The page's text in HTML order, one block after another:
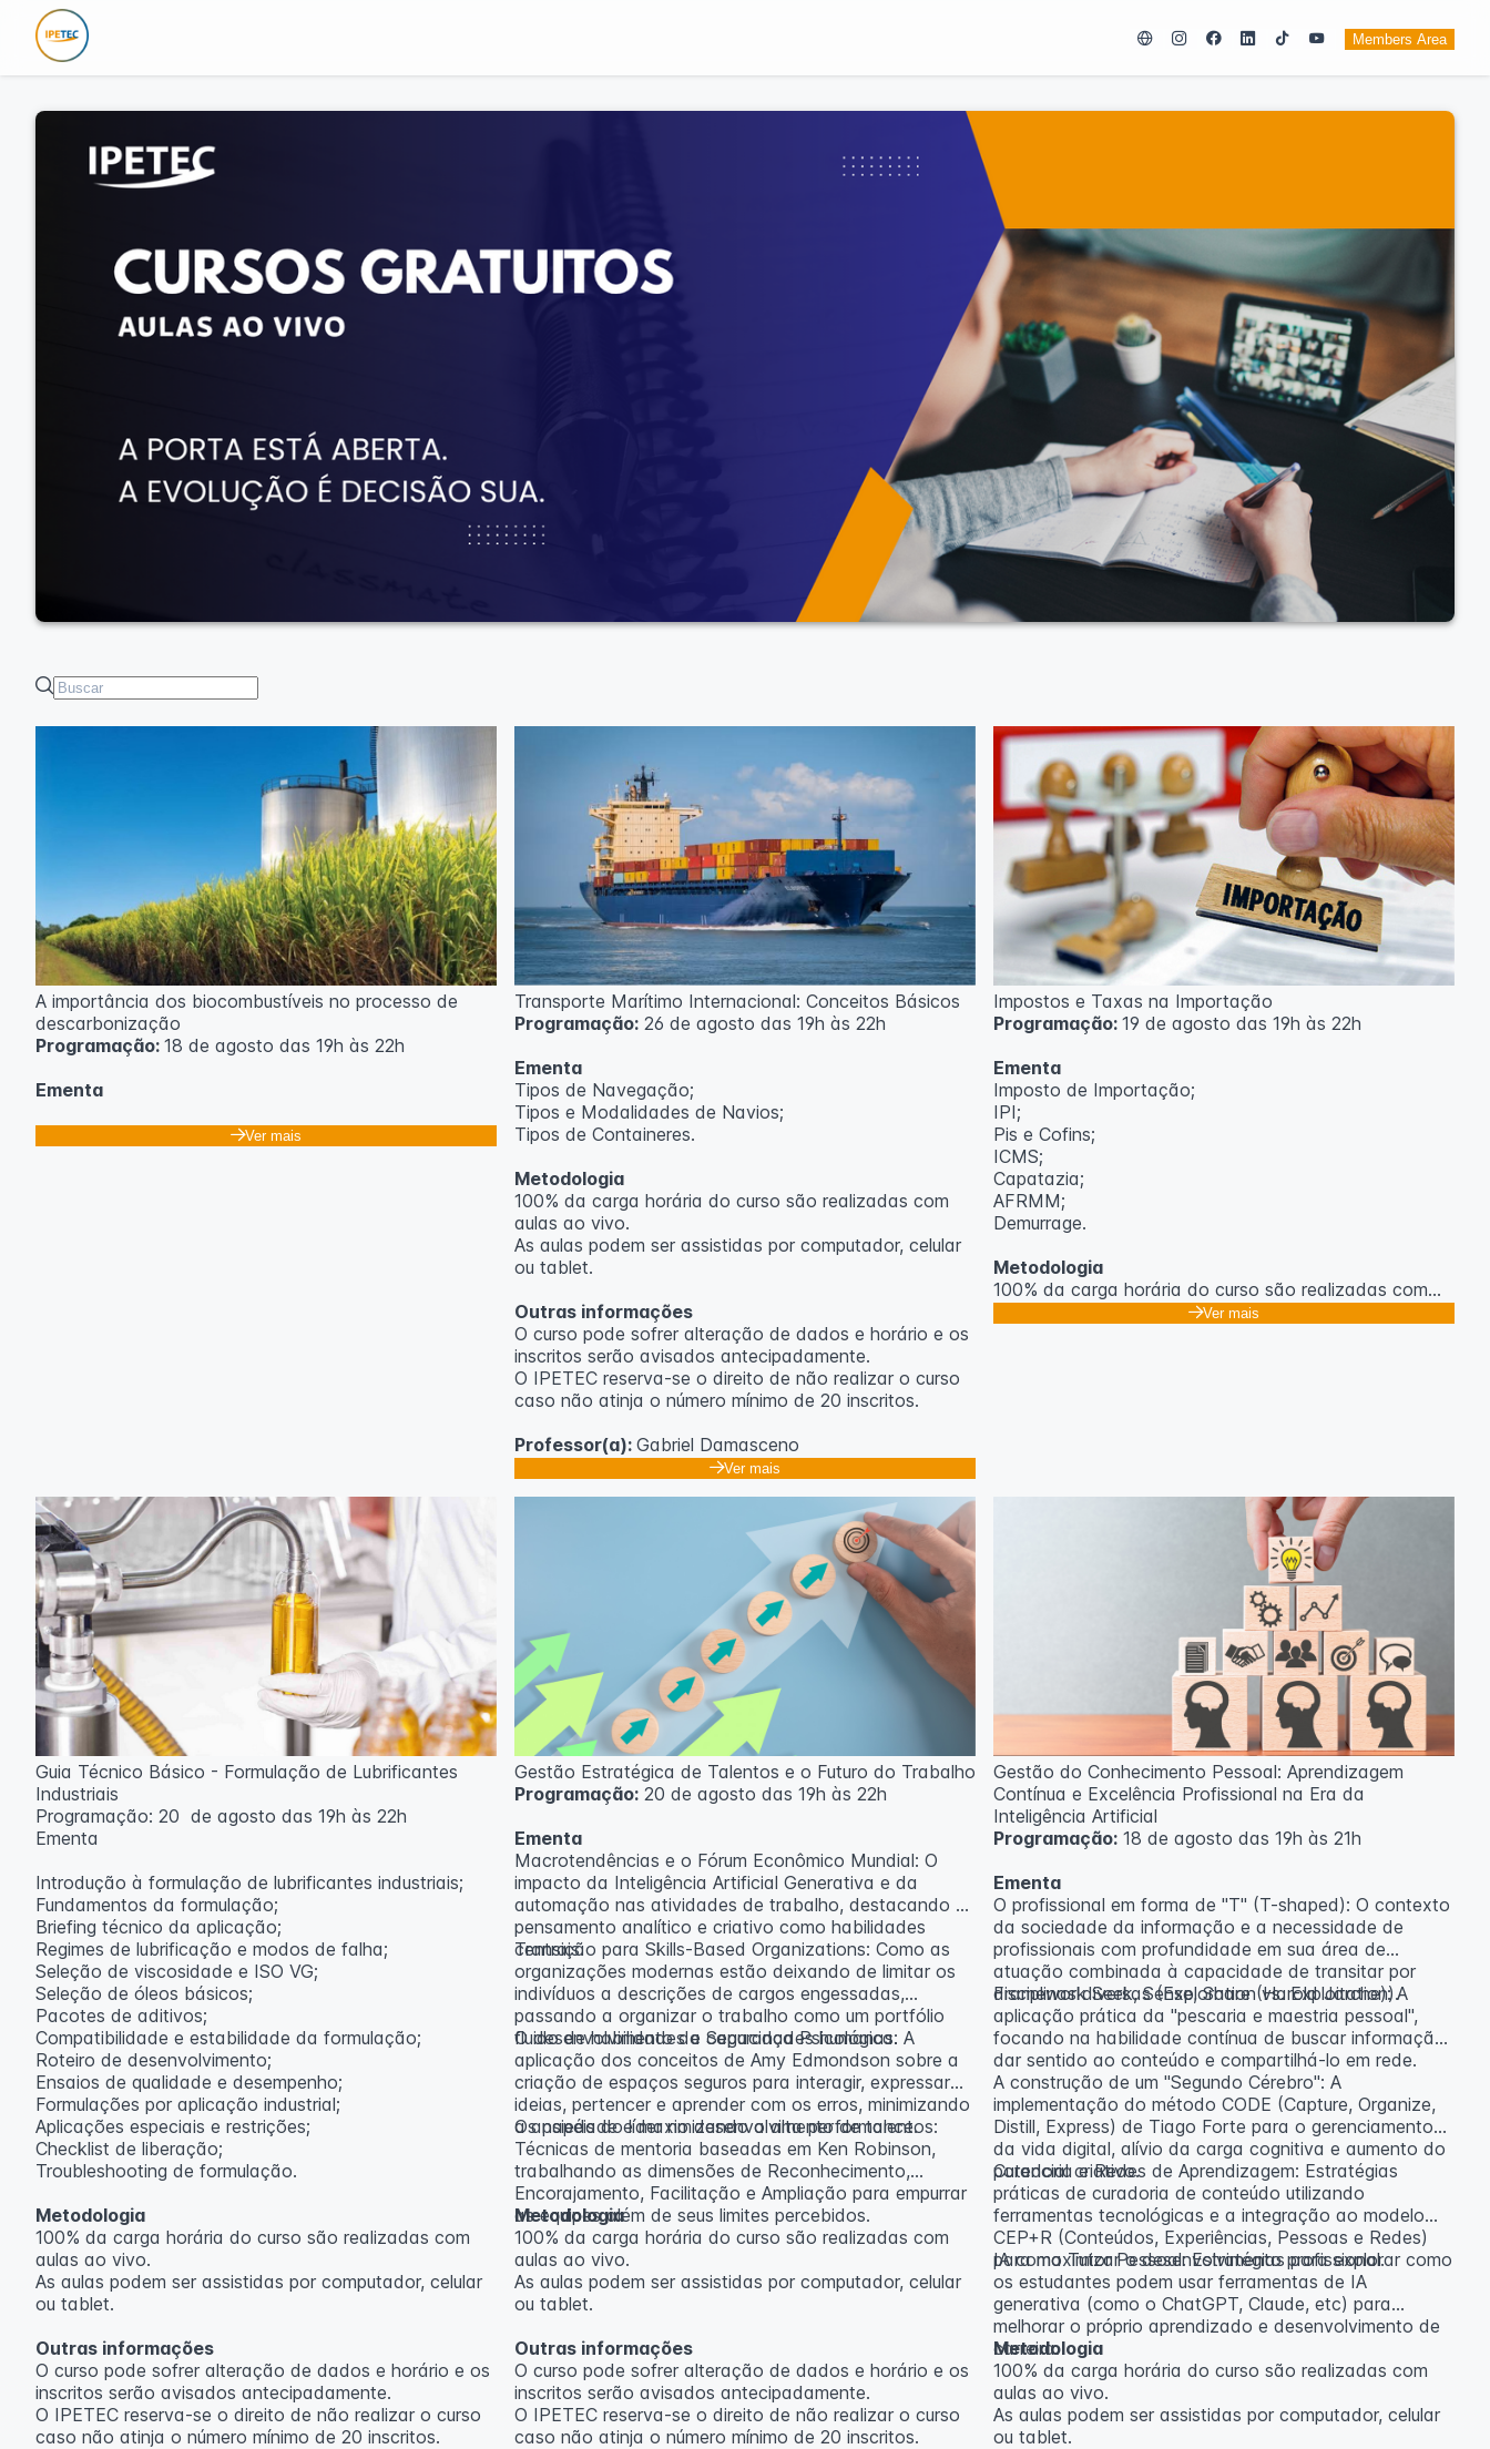
Members Area
A importância dos biocombustíveis no processo de
descarbonização
Programação: 18 de agosto das 19h às 22h
Ementa
Classificação dos biocombustíveis. Culturas para
aulas ao vivo.
Outras informações
O curso pode sofrer alteração de dados e horário e os
inscritos serão avisados ​​antecipadamente.
O IPETEC reserva-se o direito de não realizar o curso
caso não atinja o número mínimo de 20 inscritos.
Professora:Rosana Ravaglia
Ver mais
Transporte Marítimo Internacional: Conceitos Básicos
Programação:26 de agosto das 19h às 22h
Ementa
Tipos de Navegação;
Tipos e Modalidades de Navios;
Tipos de Containeres.
Metodologia
100% da carga horária do curso são realizadas com
aulas ao vivo.
As aulas podem ser assistidas por computador, celular
ou tablet.
Outras informações
O curso pode sofrer alteração de dados e horário e os
inscritos serão avisados ​​antecipadamente.
O IPETEC reserva-se o direito de não realizar o curso
caso não atinja o número mínimo de 20 inscritos.
Professor(a): Gabriel Damasceno
Ver mais
Impostos e Taxas na Importação
Programação: 19 de agosto das 19h às 22h
Ementa
Imposto de Importação;
IPI;
Pis e Cofins;
ICMS;
Capatazia;
AFRMM;
Demurrage.
Metodologia
100% da carga horária do curso são realizadas com
Gabriel Damasceno
Ver mais
Guia Técnico Básico - Formulação de Lubrificantes
Industriais
Programação: 20 de agosto das 19h às 22h
Ementa
Introdução à formulação de lubrificantes industriais;
Fundamentos da formulação;
Briefing técnico da aplicação;
Regimes de lubrificação e modos de falha;
Seleção de viscosidade e ISO VG;
Seleção de óleos básicos;
Pacotes de aditivos;
Compatibilidade e estabilidade da formulação;
Roteiro de desenvolvimento;
Ensaios de qualidade e desempenho;
Formulações por aplicação industrial;
Aplicações especiais e restrições;
Checklist de liberação;
Troubleshooting de formulação.
Metodologia
100% da carga horária do curso são realizadas com
aulas ao vivo.
As aulas podem ser assistidas por computador, celular
ou tablet.
Outras informações
O curso pode sofrer alteração de dados e horário e os
inscritos serão avisados ​​antecipadamente.
O IPETEC reserva-se o direito de não realizar o curso
caso não atinja o número mínimo de 20 inscritos.
Gestão Estratégica de Talentos e o Futuro do Trabalho
Programação:20 de agosto das 19h às 22h
Ementa
Macrotendências e o Fórum Econômico Mundial: O
impacto da Inteligência Artificial Generativa e da
automação nas atividades de trabalho, destacando o
pensamento analítico e criativo como habilidades
centrais.
Transição para Skills-Based Organizations: Como as
organizações modernas estão deixando de limitar os
indivíduos a descrições de cargos engessadas,
passando a organizar o trabalho como um portfólio
fluido de habilidades e capacidades humanas.
O desenvolvimento da Segurança Psicológica: A
aplicação dos conceitos de Amy Edmondson sobre a
criação de espaços seguros para interagir, expressar
ideias, pertencer e aprender com os erros, minimizando
a ansiedade e maximizando a alta performance.
Os papéis do líder no desenvolvimento de talentos:
Técnicas de mentoria baseadas em Ken Robinson,
trabalhando as dimensões de Reconhecimento,
Encorajamento, Facilitação e Ampliação para empurrar
as equipes além de seus limites percebidos.
Metodologia
100% da carga horária do curso são realizadas com
aulas ao vivo.
As aulas podem ser assistidas por computador, celular
ou tablet.
Outras informações
O curso pode sofrer alteração de dados e horário e os
inscritos serão avisados ​​antecipadamente.
O IPETEC reserva-se o direito de não realizar o curso
caso não atinja o número mínimo de 20 inscritos.
Gestão do Conhecimento Pessoal: Aprendizagem
Contínua e Excelência Profissional na Era da
Inteligência Artificial
Programação:18 de agosto das 19h às 21h
Ementa
O profissional em forma de "T" (T-shaped): O contexto
da sociedade da informação e a necessidade de
profissionais com profundidade em sua área de
atuação combinada à capacidade de transitar por
disciplinas diversas (Exploration vs. Exploitation).
Framework Seek, Sense, Share (Harold Jarche): A
aplicação prática da "pescaria e maestria pessoal",
focando na habilidade contínua de buscar informação,
dar sentido ao conteúdo e compartilhá-lo em rede.
A construção de um "Segundo Cérebro": A
implementação do método CODE (Capture, Organize,
Distill, Express) de Tiago Forte para o gerenciamento
da vida digital, alívio da carga cognitiva e aumento do
potencial criativo.
Curadoria e Redes de Aprendizagem: Estratégias
práticas de curadoria de conteúdo utilizando
ferramentas tecnológicas e a integração ao modelo
CEP+R (Conteúdos, Experiências, Pessoas e Redes)
para maximizar o desenvolvimento profissional.
IA como Tutor Pessoal: Estratégias para explorar como
os estudantes podem usar ferramentas de IA
generativa (como o ChatGPT, Claude, etc) para
melhorar o próprio aprendizado e desenvolvimento de
carreira.
Metodologia
100% da carga horária do curso são realizadas com
aulas ao vivo.
As aulas podem ser assistidas por computador, celular
ou tablet.